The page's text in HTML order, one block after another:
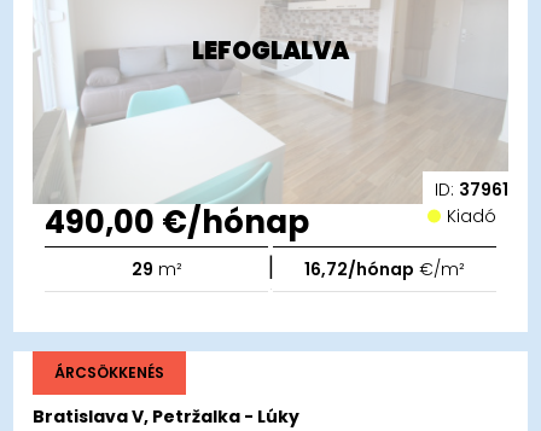
LEFOGLALVA
ID: 37961
490,00 €/hónap Kiadó
29 m² | 16,72/hónap €/m²
Bratislava V, Petržalka - Lúky
ÁRCSÖKKENÉS